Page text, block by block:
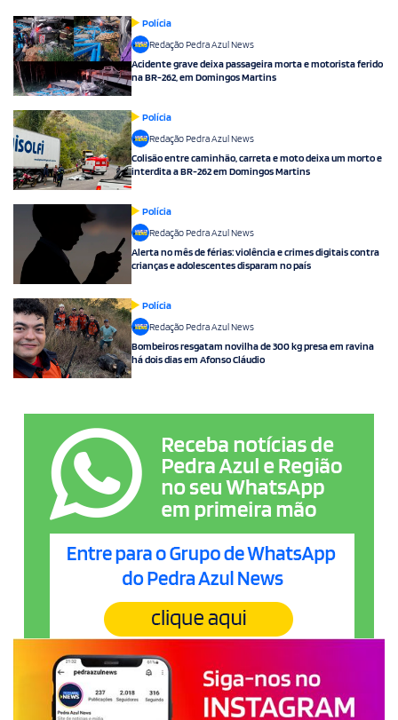
Polícia
Redação Pedra Azul News
Acidente grave deixa passageira morta e motorista ferido
na BR-262, em Domingos Martins
Polícia
Redação Pedra Azul News
Colisão entre caminhão, carreta e moto deixa um morto e
interdita a BR-262 em Domingos Martins
Polícia
Redação Pedra Azul News
Alerta no mês de férias: violência e crimes digitais contra
crianças e adolescentes disparam no país
Polícia
Redação Pedra Azul News
Bombeiros resgatam novilha de 300 kg presa em ravina
há dois dias em Afonso Cláudio